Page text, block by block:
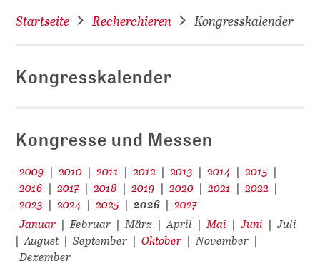
Startseite Recherchieren Kongresskalender
Kongresskalender
Kongresse und Messen
2009 | 2010 | 2011 | 2012 | 2013 | 2014 | 2015 |
2016 | 2017 | 2018 | 2019 | 2020 | 2021 | 2022 |
2023 | 2024 | 2025 | 2026 | 2027
Januar | Februar | März | April | Mai | Juni | Juli
| August | September | Oktober | November |
Dezember